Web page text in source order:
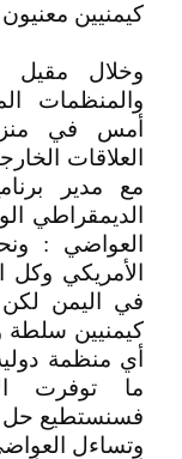
كيمنيين
وخلال
والمنظمات
أمس في
العلاقات
مع مدير
الديمقراطي
العواضي :
الأمريكي وكل
في اليمن لكن
كيمنيين سلطة
أي منظمة
ما توفرت
فسنستطيع حل
وتساءل